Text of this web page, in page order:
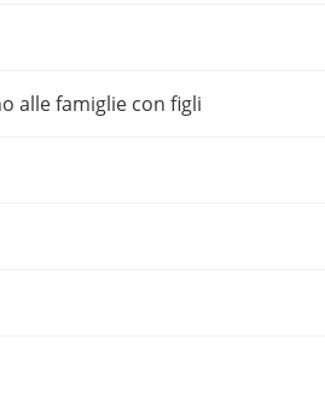
alle famiglie con figli